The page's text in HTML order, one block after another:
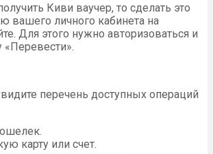
Киви ваучер, то сделать это
личного кабинета на
Для этого нужно авторизоваться и
перечень доступных операций
карту или счет.